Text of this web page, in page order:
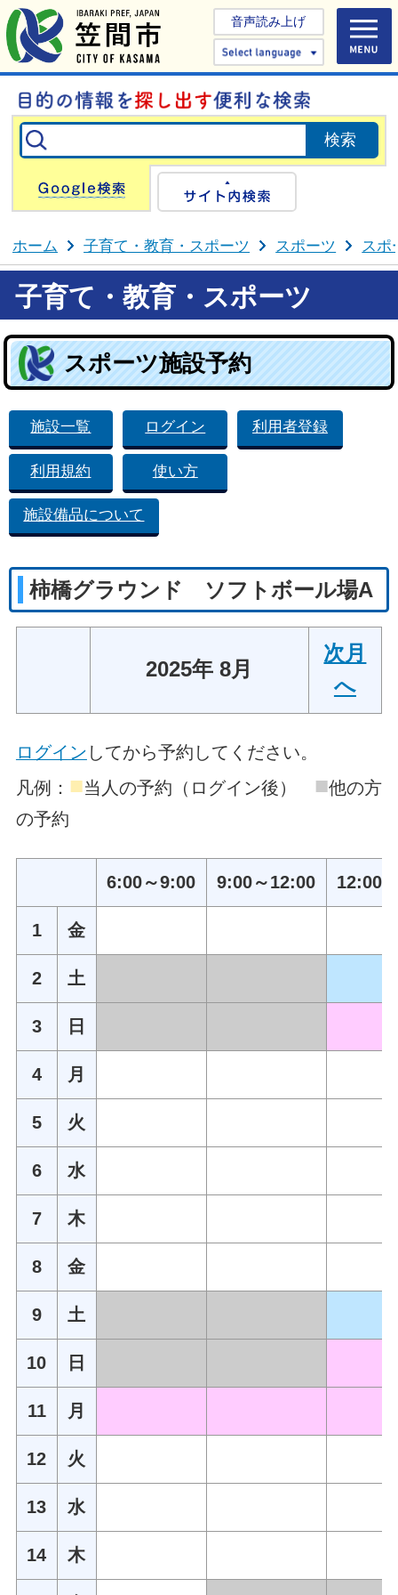
音声読み上げ
Select
Google検索
ホーム 子育て・教育・スポーツ スポーツ スポ
子育て・教育・スポーツ
スポーツ施設予約
施設一覧 ログイン 利用者登録
利用規約 使い方
施設備品について
柿橋グラウンド ソフトボール場A
2025年 8月
次月
へ
ログイン してから予約してください。
凡例： ■当人の予約（ログイン後） ■他の方
の予約
6:00～9:00 9:00～12:00 12:00
1 金
2 土
3 日
4 月
5 火
6 水
7 木
8 金
9 土
10 日
11 月
12 火
13 水
14 木